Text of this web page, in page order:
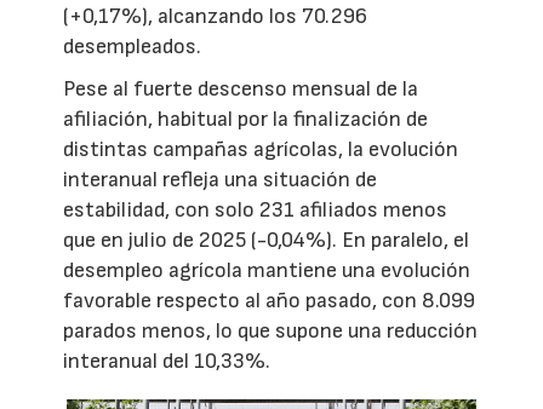
(+0,17%), alcanzando los 70.296
desempleados.
Pese al fuerte descenso mensual de la
afiliación, habitual por la finalización de
distintas campañas agrícolas, la evolución
interanual refleja una situación de
estabilidad, con solo 231 afiliados menos
que en julio de 2025 (-0,04%). En paralelo, el
desempleo agrícola mantiene una evolución
favorable respecto al año pasado, con 8.099
parados menos, lo que supone una reducción
interanual del 10,33%.